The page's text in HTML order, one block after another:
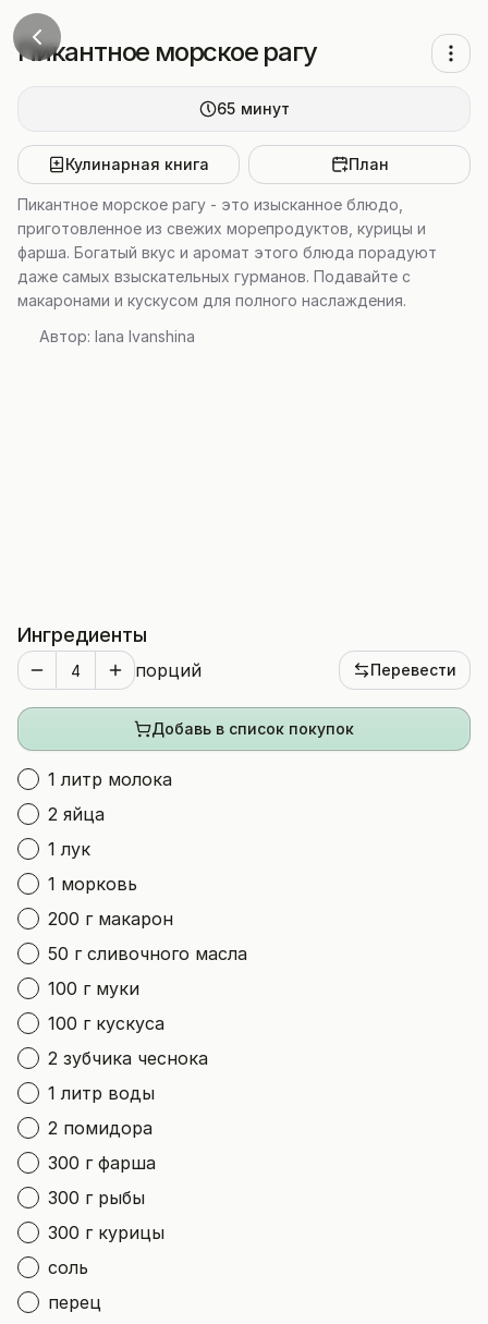
Пикантное морское рагу
65 минут
Кулинарная книга План
Пикантное морское рагу - это изысканное блюдо,
приготовленное из свежих морепродуктов, курицы и
фарша. Богатый вкус и аромат этого блюда порадуют
даже самых взыскательных гурманов. Подавайте с
макаронами и кускусом для полного наслаждения.
Автор: Iana Ivanshina
Ингредиенты
порций Перевести
Добавь в список покупок
1 литр молока
2 яйца
1 лук
1 морковь
200 г макарон
50 г сливочного масла
100 г муки
100 г кускуса
2 зубчика чеснока
1 литр воды
2 помидора
300 г фарша
300 г рыбы
300 г курицы
соль
перец